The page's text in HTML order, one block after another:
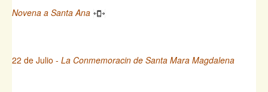
Novena a Santa Ana
22 de Julio - La Conmemoracin de Santa Mara Magdalena